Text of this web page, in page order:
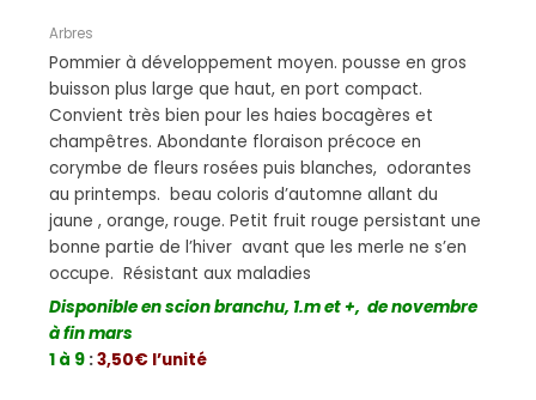
Arbres
Pommier à développement moyen. pousse en gros
buisson plus large que haut, en port compact.
Convient très bien pour les haies bocagères et
champêtres. Abondante floraison précoce en
corymbe de fleurs rosées puis blanches, odorantes
au printemps. beau coloris d’automne allant du
jaune , orange, rouge. Petit fruit rouge persistant une
bonne partie de l’hiver avant que les merle ne s’en
occupe. Résistant aux maladies
Disponible en scion branchu, 1.m et +, de novembre
à fin mars
1 à 9 :3,50€ l’unité